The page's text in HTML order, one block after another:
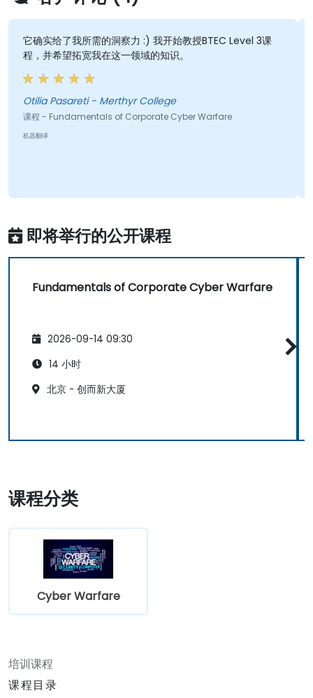
它确实给了我所需的洞察力 :) 我开始教授BTEC Level 3课
程，并希望拓宽我在这一领域的知识。
Otilia Pasareti - Merthyr College
课程 - Fundamentals of Corporate Cyber Warfare
机器翻译
即将举行的公开课程
Fundamentals of Corporate Cyber Warfare
2026-09-14 09:30
14 小时
北京 - 创而新大厦
课程分类
Cyber Warfare
培训课程
课程目录